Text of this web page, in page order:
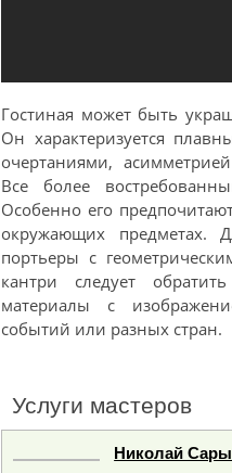
Гостиная может быть
Он характеризуется
очертаниями,
Все более
Особенно его
окружающих предметах.
портьеры с
кантри следует
материалы с
событий или разных стран.
Услуги мастеров
Николай